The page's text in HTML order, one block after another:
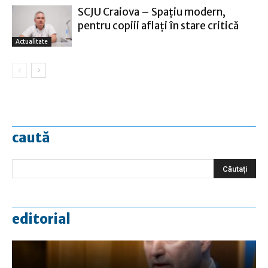
Actualitate
SCJU Craiova – Spațiu modern,
pentru copiii aflaţi în stare critică
caută
editorial